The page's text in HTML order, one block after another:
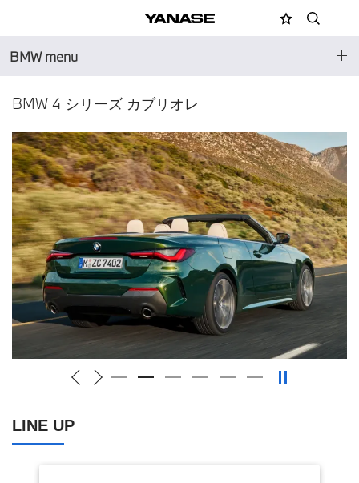
YANASE MY店舗検索
BMW menu
BMW 4 シリーズ カブリオレ
LINE UP